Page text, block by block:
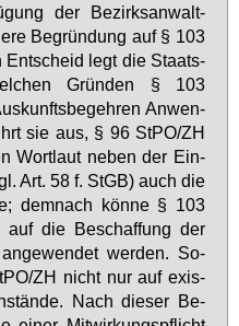
der Be­zirks­an­walt­
Be­grün­dung auf § 103
Ent­scheid legt die Staats­
Grün­den § 103
An­wen­
sie aus, § 96 StPO/ZH
Wort­laut ne­ben der Ein­
Art. 58 f. StGB) auch die
dem­nach kön­ne § 103
die Be­schaf­fung der
wer­den. So­
ZH nicht nur auf exis­
Nach die­ser Be­